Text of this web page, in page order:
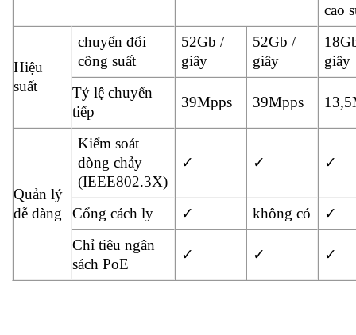
cao
Hiệu
suất
chuyển đổi
công suất
52Gb /
giây
52Gb /
giây
giây
Tỷ lệ chuyển
tiếp
39Mpps 39Mpps
Quản lý
dễ dàng
Kiểm soát
dòng chảy
(IEEE802.3X)
✓ ✓ ✓
Cổng cách ly ✓ không có
✓
Chỉ tiêu ngân
sách PoE
✓ ✓ ✓